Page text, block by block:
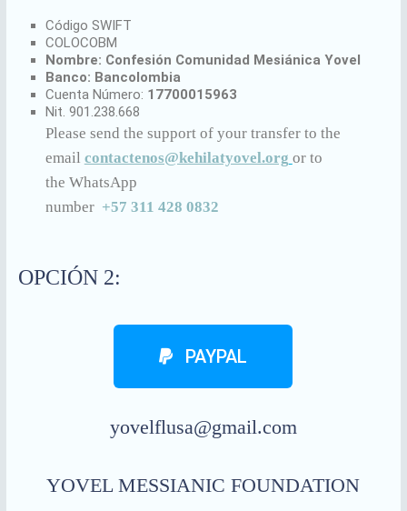
Código SWIFT
COLOCOBM
Nombre: Confesión Comunidad Mesiánica Yovel
Banco: Bancolombia
Cuenta Número: 17700015963
Nit. 901.238.668
Please send the support of your transfer to the
email contactenos@kehilatyovel.org or to
the WhatsApp
number +57 311 428 0832
OPCIÓN 2:
PAYPAL
yovelflusa@gmail.com
YOVEL MESSIANIC FOUNDATION